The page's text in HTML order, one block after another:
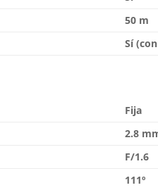
50 m
Sí
Fija
2.8
F/1.6
111º